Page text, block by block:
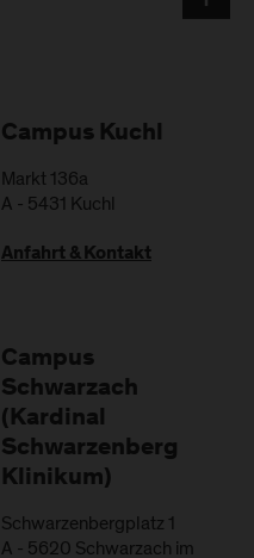
Campus Kuchl
Markt 136a
A - 5431 Kuchl
Anfahrt & Kontakt
Campus
Schwarzach
(Kardinal
Schwarzenberg
Klinikum)
Schwarzenbergplatz 1
A - 5620 Schwarzach im